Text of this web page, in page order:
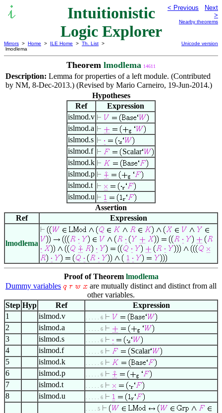
Intuitionistic
Logic Explorer
< Previous
Next
>
Nearby theorems
Mirrors > Home > ILE Home > Th. List >
lmodlema
Unicode version
Theorem lmodlema 14611
Description: Lemma for properties of a left module. (Contributed
by NM, 8-Dec-2013.) (Revised by Mario Carneiro, 19-Jun-2014.)
Hypotheses
Ref
Expression
islmod.v
islmod.a
islmod.s
islmod.f
Scalar
islmod.k
islmod.p
islmod.t
islmod.u
Assertion
Ref
Expression
lmodlema
Proof of Theorem lmodlema
Dummy variables
are mutually distinct and distinct from all
other variables.
Step Hyp Ref
Expression
1
islmod.v . . . . . 6
2 islmod.a . . . . . 6
3 islmod.s . . . . . 6
4 islmod.f . . . . . 6
Scalar
5
islmod.k . . . . . 6
6 islmod.p . . . . . 6
7 islmod.t . . . . . 6
8 islmod.u . . . . . 6
. . . . 5